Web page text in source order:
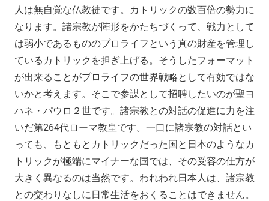
人は無自覚な仏教徒です。カトリックの数百倍の勢力に
なります。諸宗教が陣形をかたちづくって、戦力として
は弱小であるもののプロライフという真の財産を管理し
ているカトリックを担ぎ上げる。そうしたフォーマット
が出来ることがプロライフの世界戦略として有効ではな
いかと考えます。そこで参謀として招聘したいのが聖ヨ
ハネ・パウロ２世です。諸宗教との対話の促進に力を注
いだ第264代ローマ教皇です。一口に諸宗教の対話とい
っても、もともとカトリックだった国と日本のようなカ
トリックが極端にマイナーな国では、その受容の仕方が
大きく異なるのは当然です。われわれ日本人は、諸宗教
との交わりなしに日常生活をおくることはできません。